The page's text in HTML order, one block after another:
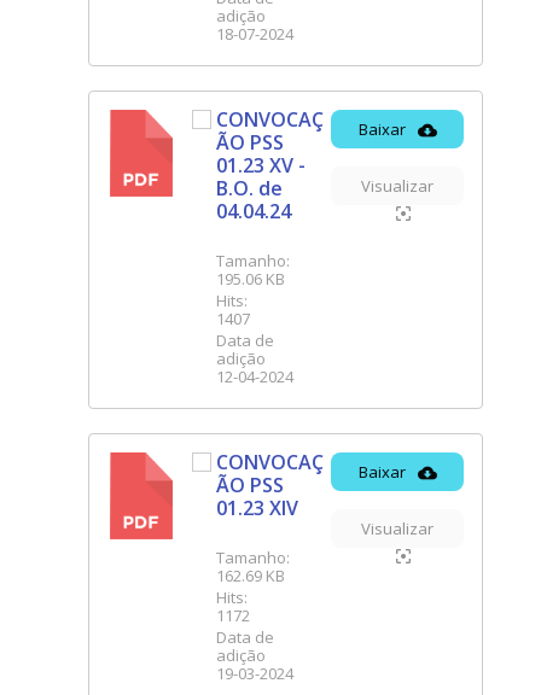
adição
18-07-2024
CONVOCAÇ
ÃO PSS
01.23 XV -
B.O. de
04.04.24
Tamanho:
195.06 KB
Hits:
1407
Data de
adição
12-04-2024
Baixar
Visualizar
CONVOCAÇ
ÃO PSS
01.23 XIV
Tamanho:
162.69 KB
Hits:
1172
Data de
adição
19-03-2024
Baixar
Visualizar